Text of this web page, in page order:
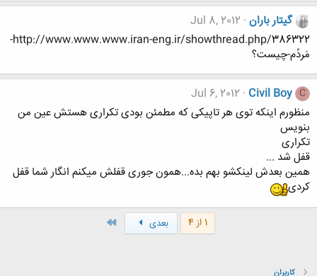
گیتار باران Jul 8, 2012
http://www.www.www.iran-eng.ir/showthread.php/386322-
مَردُم-چیست؟
C
Civil Boy
Jul 6, 2012
منظورم اینکه توی هر تاپیکی که مطمئن بودی تکراری هستش عین من
بنویس
تکراری
قفل شد ...
همین بعدش لینکشو بهم بده...همون جوری قفلش میکنم انگار شما قفل
کردی
1 از 4 بعدی
کاربران